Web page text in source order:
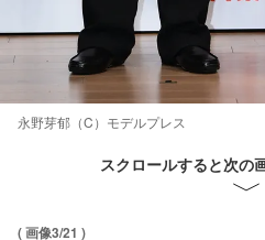
永野芽郁（C）モデルプレス
スクロールすると次の
( 画像3/21 )